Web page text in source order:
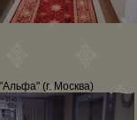
"Альфа" (г. Москва)